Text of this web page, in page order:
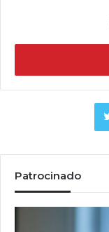
Patrocinado